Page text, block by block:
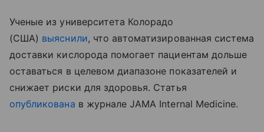
Ученые из университета Колорадо
(США) выяснили, что автоматизированная система
доставки кислорода помогает пациентам дольше
оставаться в целевом диапазоне показателей и
снижает риски для здоровья. Статья
опубликована в журнале JAMA Internal Medicine.